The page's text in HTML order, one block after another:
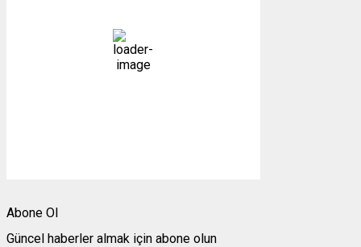
36 %
1008 mb
Abone Ol
Güncel haberler almak için abone olun